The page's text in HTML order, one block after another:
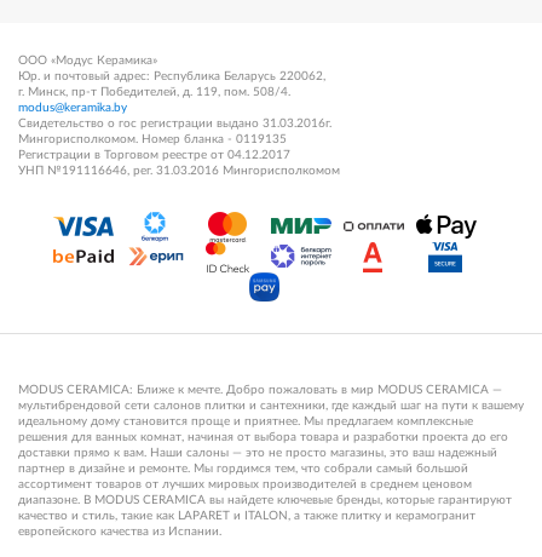
ООО «Модус Керамика»
Юр. и почтовый адрес: Республика Беларусь 220062,
г. Минск, пр-т Победителей, д. 119, пом. 508/4.
modus@keramika.by
Свидетельство о гос регистрации выдано 31.03.2016г.
Мингорисполкомом. Номер бланка - 0119135
Регистрации в Торговом реестре от 04.12.2017
УНП №191116646, рег. 31.03.2016 Мингорисполкомом
MODUS CERAMICA: Ближе к мечте. Добро пожаловать в мир MODUS CERAMICA —
мультибрендовой сети салонов плитки и сантехники, где каждый шаг на пути к вашему
идеальному дому становится проще и приятнее. Мы предлагаем комплексные
решения для ванных комнат, начиная от выбора товара и разработки проекта до его
доставки прямо к вам. Наши салоны — это не просто магазины, это ваш надежный
партнер в дизайне и ремонте. Мы гордимся тем, что собрали самый большой
ассортимент товаров от лучших мировых производителей в среднем ценовом
диапазоне. В MODUS CERAMICA вы найдете ключевые бренды, которые гарантируют
качество и стиль, такие как LAPARET и ITALON, а также плитку и керамогранит
европейского качества из Испании.